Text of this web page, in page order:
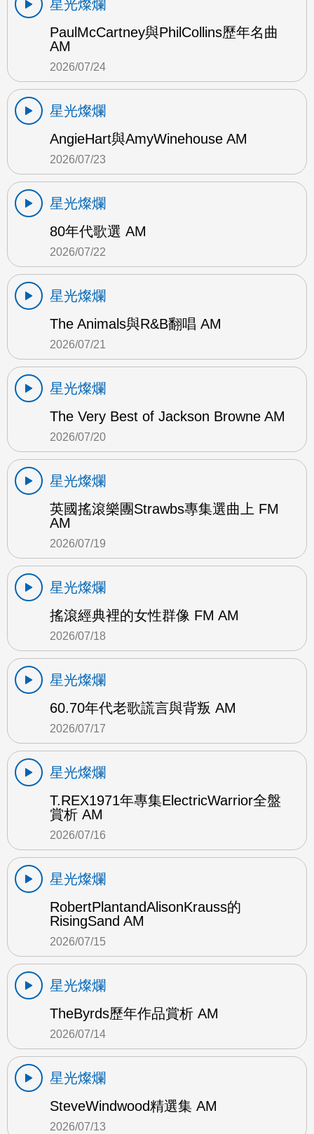
星光燦爛
PaulMcCartney與PhilCollins歷年名曲
AM
2026/07/24
星光燦爛
AngieHart與AmyWinehouse AM
2026/07/23
星光燦爛
80年代歌選 AM
2026/07/22
星光燦爛
The Animals與R&B翻唱 AM
2026/07/21
星光燦爛
The Very Best of Jackson Browne AM
2026/07/20
星光燦爛
英國搖滾樂團Strawbs專集選曲上 FM
AM
2026/07/19
星光燦爛
搖滾經典裡的女性群像 FM AM
2026/07/18
星光燦爛
60.70年代老歌謊言與背叛 AM
2026/07/17
星光燦爛
T.REX1971年專集ElectricWarrior全盤
賞析 AM
2026/07/16
星光燦爛
RobertPlantandAlisonKrauss的
RisingSand AM
2026/07/15
星光燦爛
TheByrds歷年作品賞析 AM
2026/07/14
星光燦爛
SteveWindwood精選集 AM
2026/07/13